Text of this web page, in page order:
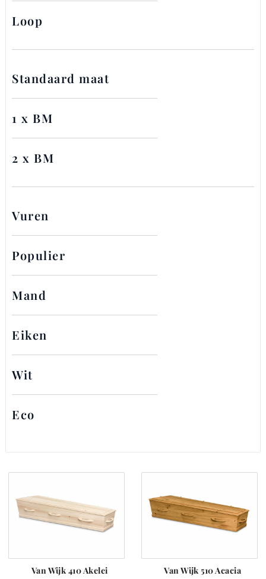
Loop
Standaard maat
1 x BM
2 x BM
Vuren
Populier
Mand
Eiken
Wit
Eco
Van Wijk 410 Akelei Van Wijk 510 Acacia